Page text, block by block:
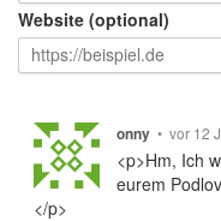
Website (optional)
onny • vor 12
<p>Hm, Ich
eurem
</p>